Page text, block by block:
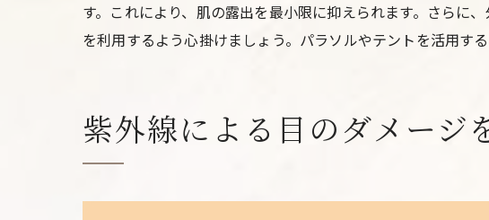
す。これにより、肌の露出を最小限に抑えられます。さらに
を利用するよう心掛けましょう。パラソルやテントを活用す
紫外線による目のダメージ